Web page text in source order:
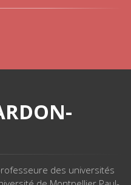
des universités